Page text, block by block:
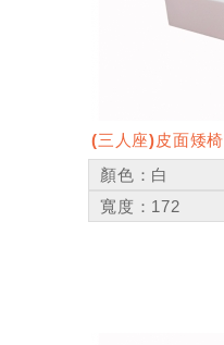
(三人座)皮面矮椅
顏色：白
寬度：172